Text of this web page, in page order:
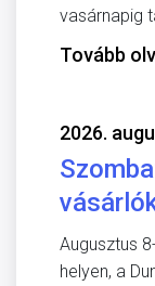
vasárnapig
Tovább
2026.
Augusztus
helyen, a